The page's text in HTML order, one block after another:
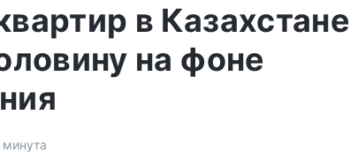
в Казахстане
на фоне
минута